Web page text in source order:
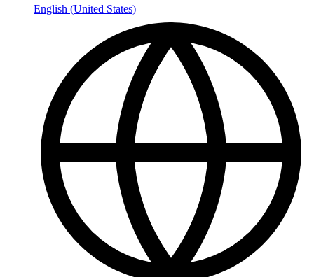
English (United States)